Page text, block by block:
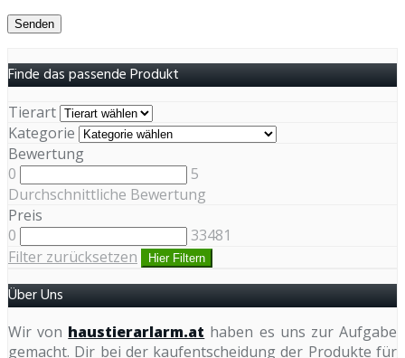
Finde das passende Produkt
Tierart
Kategorie
Bewertung
0
5
Durchschnittliche Bewertung
Preis
0
33481
Filter zurücksetzen
Hier Filtern
Über Uns
Wir von haustierarlarm.at haben es uns zur Aufgabe
gemacht. Dir bei der kaufentscheidung der Produkte für